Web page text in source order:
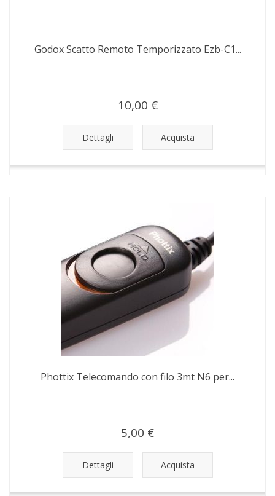
Godox Scatto Remoto Temporizzato Ezb-C1...
10,00 €
Dettagli Acquista
Phottix Telecomando con filo 3mt N6 per...
5,00 €
Dettagli Acquista